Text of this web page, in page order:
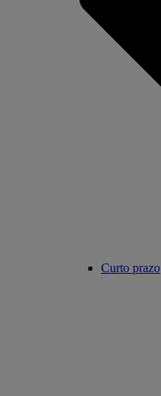
Curto prazo